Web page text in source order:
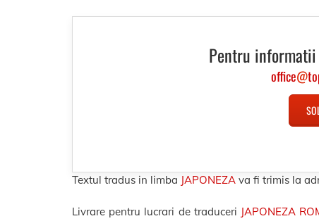
Pentru
office@
Textul tradus in limba JAPONEZA va fi trimis la
Livrare pentru lucrari de traduceri JAPONEZA